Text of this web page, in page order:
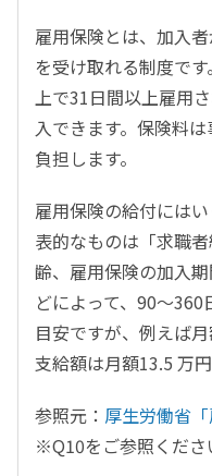
雇用保険とは、加入
を受け取れる制度で
上で31日間以上雇用
入できます。保険料
負担します。
雇用保険の給付には
表的なものは「求職
齢、雇用保険の加入
どによって、90～360
目安ですが、例えば
支給額は月額13.5 万円
参照元： 厚生労働省「
※Q10をご参照くださ